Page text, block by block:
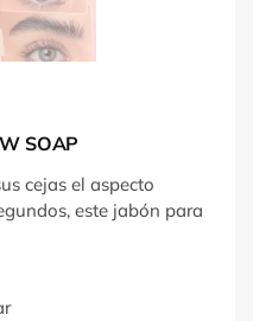
SOAP
cejas el aspecto
este jabón para